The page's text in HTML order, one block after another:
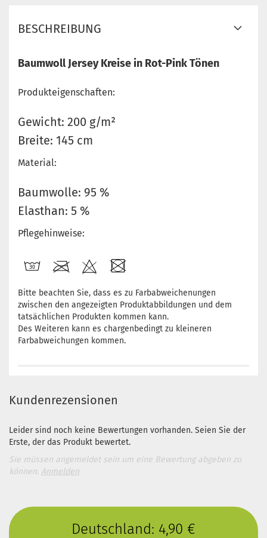
BESCHREIBUNG
Baumwoll Jersey Kreise in Rot-Pink Tönen
Produkteigenschaften:
Gewicht: 200 g/m²
Breite: 145 cm
Material:
Baumwolle: 95 %
Elasthan: 5 %
Pflegehinweise:
Bitte beachten Sie, dass es zu Farbabweichenungen
zwischen den angezeigten Produktabbildungen und dem
tatsächlichen Produkten kommen kann.
Des Weiteren kann es chargenbedingt zu kleineren
Farbabweichungen kommen.
Kundenrezensionen
Leider sind noch keine Bewertungen vorhanden. Seien Sie der
Erste, der das Produkt bewertet.
Sie müssen angemeldet sein um eine Bewertung abgeben zu
können. Anmelden
Deutschland: 4,90 €